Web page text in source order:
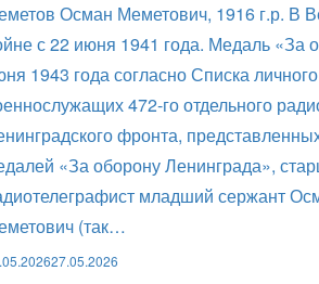
Осман Меметович, 1916 г.р. В
с 22 июня 1941 года. Медаль «За
1943 года согласно Списка
472-го отдельного
фронта,
«За оборону Ленинграда»,
младший сержант
(так…
27.05.2026